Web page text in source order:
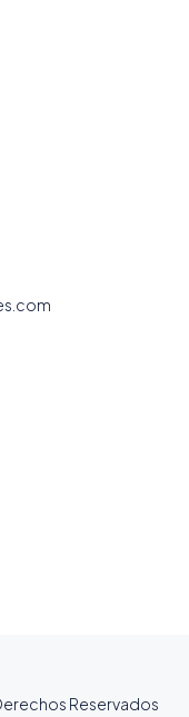
Reservados